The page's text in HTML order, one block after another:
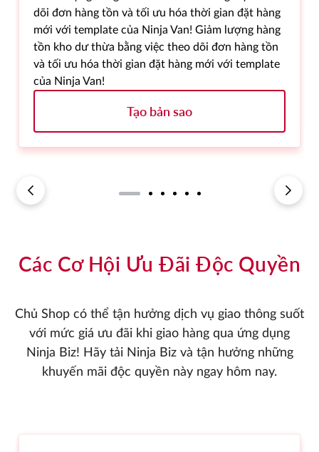
dõi đơn hàng tồn và tối ưu hóa thời gian đặt hàng
mới với template của Ninja Van! Giảm lượng hàng
tồn kho dư thừa bằng việc theo dõi đơn hàng tồn
và tối ưu hóa thời gian đặt hàng mới với template
của Ninja Van!
Tạo bản sao
Các Cơ Hội Ưu Đãi Độc Quyền
Chủ Shop có thể tận hưởng dịch vụ giao thông suốt
với mức giá ưu đãi khi giao hàng qua ứng dụng
Ninja Biz! Hãy tải Ninja Biz và tận hưởng những
khuyến mãi độc quyền này ngay hôm nay.